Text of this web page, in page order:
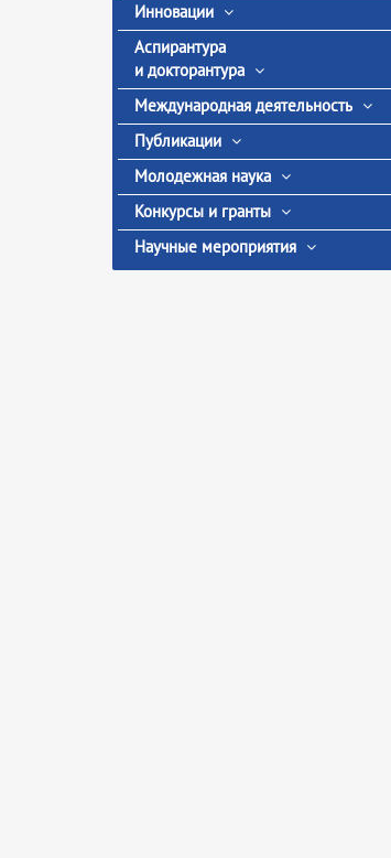
Инновации
Аспирантура
и докторантура
Международная деятельность
Публикации
Молодежная наука
Конкурсы и гранты
Научные мероприятия